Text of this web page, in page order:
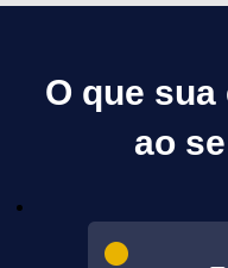
O que
ao